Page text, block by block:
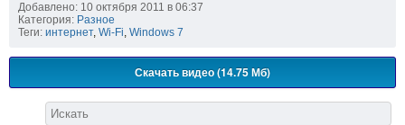
Добавлено: 10 октября 2011 в 06:37
Категория: Разное
Теги: интернет, Wi-Fi, Windows 7
Скачать видео (14.75 Мб)